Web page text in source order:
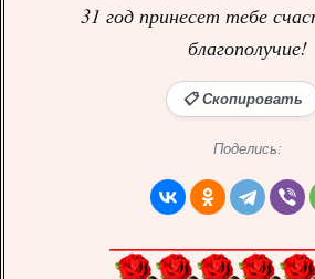
31 год принесет тебе
благополучие!
📋 Скопировать
Поделись: